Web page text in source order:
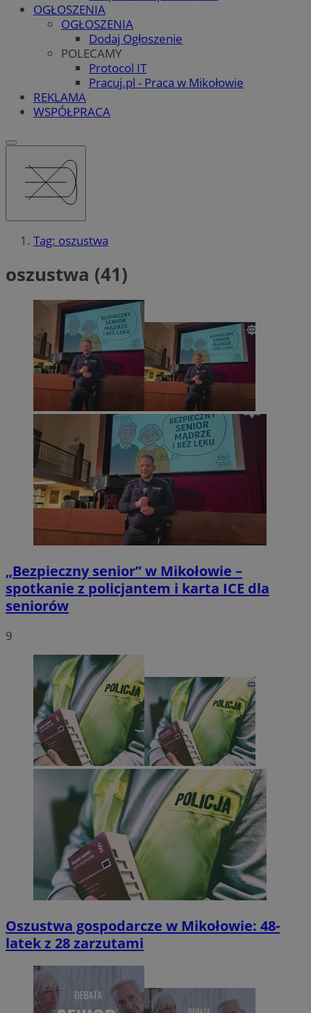
OGŁOSZENIA
OGŁOSZENIA
Dodaj Ogłoszenie
POLECAMY
Protocol IT
Pracuj.pl - Praca w Mikołowie
REKLAMA
WSPÓŁPRACA
Tag: oszustwa
oszustwa (41)
„Bezpieczny senior” w Mikołowie –
spotkanie z policjantem i karta ICE dla
seniorów
9
Oszustwa gospodarcze w Mikołowie: 48-
latek z 28 zarzutami